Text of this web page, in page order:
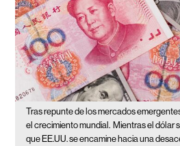
Tras repunte de los mercados
el crecimiento mundial. Mientras el dólar
que EE.UU. se encamine hacia una